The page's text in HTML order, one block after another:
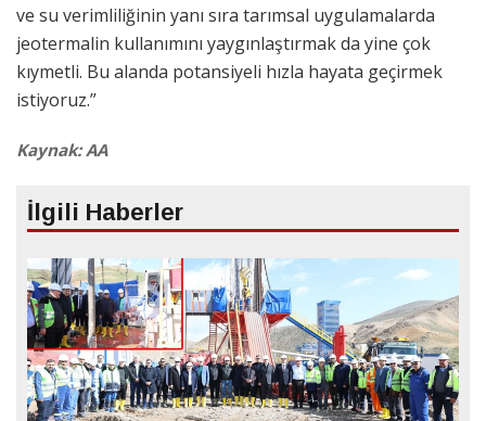
ve su verimliliğinin yanı sıra tarımsal uygulamalarda
jeotermalin kullanımını yaygınlaştırmak da yine çok
kıymetli. Bu alanda potansiyeli hızla hayata geçirmek
istiyoruz.”
Kaynak: AA
İlgili Haberler